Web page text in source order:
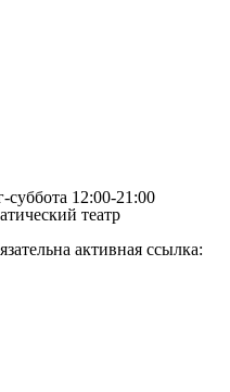
суббота 12:00-21:00
театр
активная ссылка: